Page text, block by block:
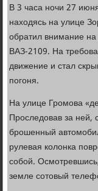
В 3 часа ночи 27
находясь на улице
обратил внимание
ВАЗ-2109. На
движение и стал
погоня.
На улице Громова
Проследовав за ней,
брошенный
рулевая колонка
собой.
земле сотовый